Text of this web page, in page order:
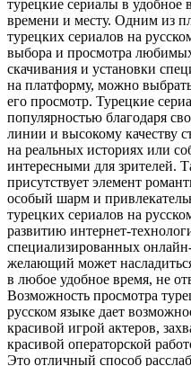
турецкие сериалы в удобное
времени и месту. Одним из
турецких сериалов на
выбора и просмотра
скачивания и установки
на платформу, можно
его просмотр. Турецкие
популярностью благодаря
линии и высокому качеству
на реальных историях или
интересными для зрителей.
присутствует элемент
особый шарм и
турецких сериалов на
развитию интернет-
специализированных
желающий может
в любое удобное время, не
Возможность просмотра
русском языке дает
красивой игрой актеров,
красивой операторской
Это отличный способ